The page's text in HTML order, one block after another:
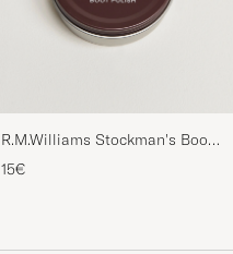
R.M.Williams Stockman's Boot
Polish 70ml Chestnut
15€